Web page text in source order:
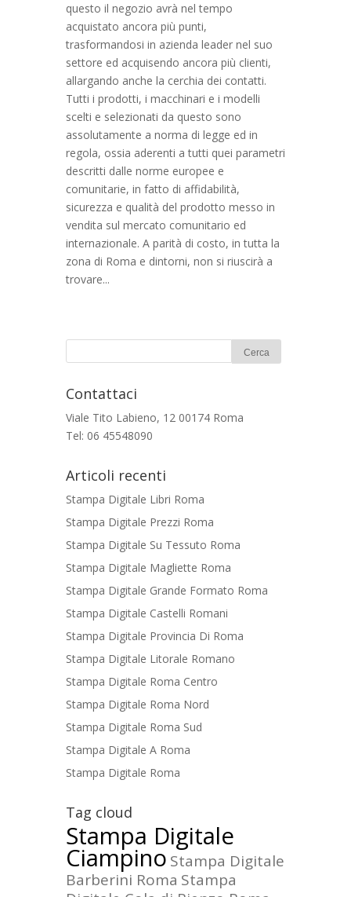
questo il negozio avrà nel tempo
acquistato ancora più punti,
trasformandosi in azienda leader nel suo
settore ed acquisendo ancora più clienti,
allargando anche la cerchia dei contatti.
Tutti i prodotti, i macchinari e i modelli
scelti e selezionati da questo sono
assolutamente a norma di legge ed in
regola, ossia aderenti a tutti quei parametri
descritti dalle norme europee e
comunitarie, in fatto di affidabilità,
sicurezza e qualità del prodotto messo in
vendita sul mercato comunitario ed
internazionale. A parità di costo, in tutta la
zona di Roma e dintorni, non si riuscirà a
trovare...
Contattaci
Viale Tito Labieno, 12 00174 Roma
Tel: 06 45548090
Articoli recenti
Stampa Digitale Libri Roma
Stampa Digitale Prezzi Roma
Stampa Digitale Su Tessuto Roma
Stampa Digitale Magliette Roma
Stampa Digitale Grande Formato Roma
Stampa Digitale Castelli Romani
Stampa Digitale Provincia Di Roma
Stampa Digitale Litorale Romano
Stampa Digitale Roma Centro
Stampa Digitale Roma Nord
Stampa Digitale Roma Sud
Stampa Digitale A Roma
Stampa Digitale Roma
Tag cloud
Stampa Digitale
Ciampino Stampa Digitale
Barberini Roma Stampa